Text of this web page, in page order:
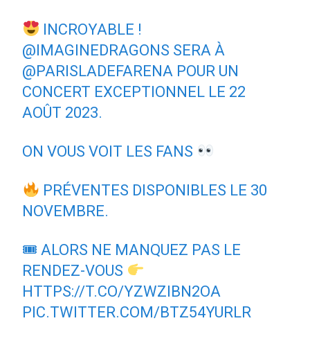
INCROYABLE !
@IMAGINEDRAGONS SERA À
@PARISLADEFARENA POUR UN
CONCERT EXCEPTIONNEL LE 22
AOÛT 2023.
ON VOUS VOIT LES FANS
PRÉVENTES DISPONIBLES LE 30
NOVEMBRE.
🎟 ALORS NE MANQUEZ PAS LE
RENDEZ-VOUS
HTTPS://T.CO/YZWZIBN2OA
PIC.TWITTER.COM/BTZ54YURLR